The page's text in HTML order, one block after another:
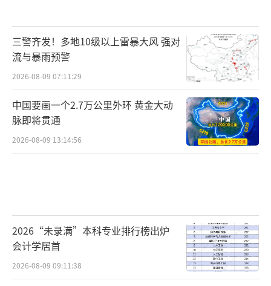
三警齐发！多地10级以上雷暴大风 强对
流与暴雨预警
2026-08-09 07:11:29
中国要画一个2.7万公里外环 黄金大动
脉即将贯通
2026-08-09 13:14:56
2026“未录满”本科专业排行榜出炉
会计学居首
2026-08-09 09:11:38